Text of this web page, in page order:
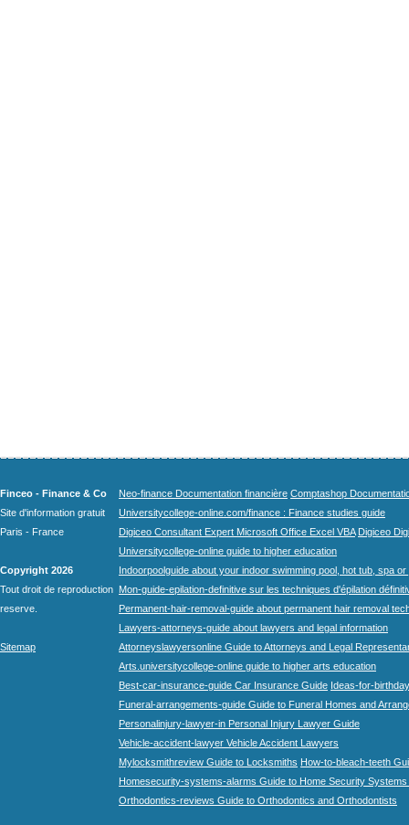
Finceo - Finance & Co
Site d'information gratuit
Paris - France
Copyright 2026
Tout droit de reproduction
reserve.
Sitemap
Neo-finance Documentation financière Comptashop
Universitycollege-online.com/finance : Finance studies guide
Digiceo Consultant Expert Microsoft Office Excel VBA Digiceo
Universitycollege-online guide to higher education
Indoorpoolguide about your indoor swimming pool, hot tub, spa
Mon-guide-epilation-definitive sur les techniques d'épilation
Permanent-hair-removal-guide about permanent hair removal
Lawyers-attorneys-guide about lawyers and legal information
Attorneyslawyersonline Guide to Attorneys and Legal
Arts.universitycollege-online guide to higher arts education
Best-car-insurance-guide Car Insurance Guide Ideas-for-
Funeral-arrangements-guide Guide to Funeral Homes and
Personalinjury-lawyer-in Personal Injury Lawyer Guide
Vehicle-accident-lawyer Vehicle Accident Lawyers
Mylocksmithreview Guide to Locksmiths How-to-bleach-teeth
Homesecurity-systems-alarms Guide to Home Security Systems
Orthodontics-reviews Guide to Orthodontics and Orthodontists